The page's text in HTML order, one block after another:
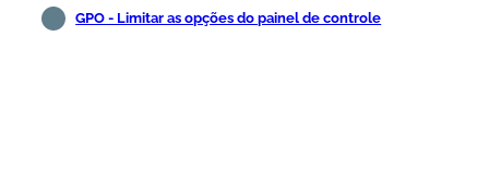
GPO - Limitar as opções do painel de controle